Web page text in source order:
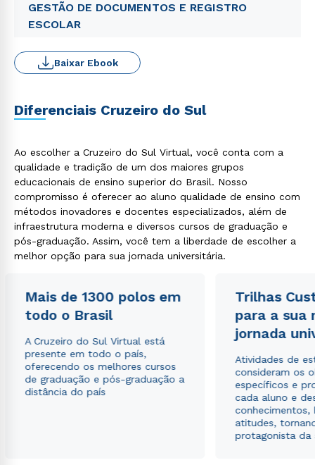
GESTÃO DE DOCUMENTOS E REGISTRO
ESCOLAR
Baixar Ebook
Diferenciais Cruzeiro do Sul
Ao escolher a Cruzeiro do Sul Virtual, você conta com a
qualidade e tradição de um dos maiores grupos
educacionais de ensino superior do Brasil. Nosso
compromisso é oferecer ao aluno qualidade de ensino com
métodos inovadores e docentes especializados, além de
infraestrutura moderna e diversos cursos de graduação e
pós-graduação. Assim, você tem a liberdade de escolher a
melhor opção para sua jornada universitária.
Mais de 1300 polos em
todo o Brasil
A Cruzeiro do Sul Virtual está
presente em todo o país,
oferecendo os melhores cursos
de graduação e pós-graduação a
distância do país
Trilhas
para a sua
jornada
Atividades de
consideram os
específicos e
cada aluno e
conhecimentos,
atitudes,
protagonista da